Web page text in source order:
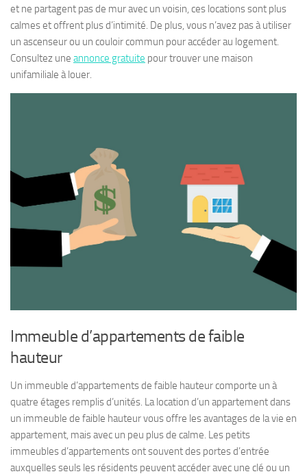
et ne partagent pas de mur avec un voisin, ces locations sont plus
calmes et offrent plus d’intimité. De plus, vous n’avez pas à utiliser
un ascenseur ou un couloir commun pour accéder au logement.
Consultez une annonce gratuite pour trouver une maison
unifamiliale à louer.
Immeuble d’appartements de faible
hauteur
Un immeuble d’appartements de faible hauteur comporte un à
quatre étages remplis d’unités. La location d’un appartement dans
un immeuble de faible hauteur vous offre les avantages de la vie en
appartement, mais avec un peu plus de calme. Les petits
immeubles d’appartements ont souvent des portes d’entrée
auxquelles seuls les résidents peuvent accéder avec une clé ou un